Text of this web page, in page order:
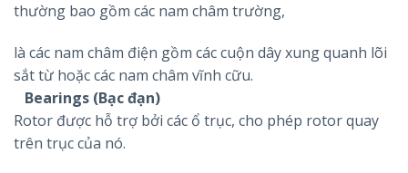
thường bao gồm các nam châm trường,
là các nam châm điện gồm các cuộn dây xung quanh lõi
sắt từ hoặc các nam châm vĩnh cữu.
Bearings (Bạc đạn)
Rotor được hỗ trợ bởi các ổ trục, cho phép rotor quay
trên trục của nó.